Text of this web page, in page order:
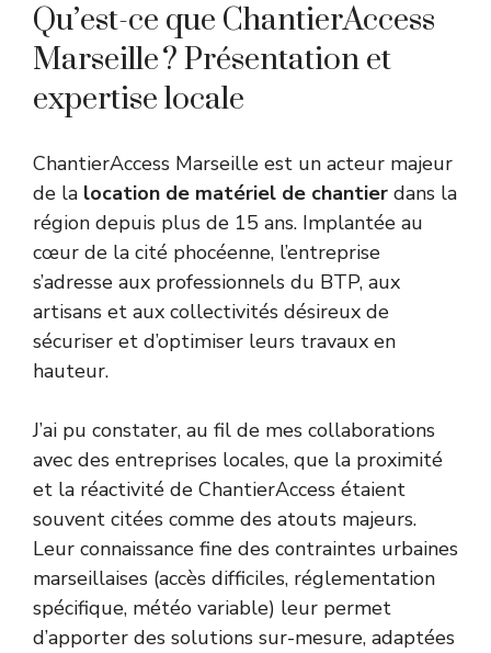
Qu’est-ce que ChantierAccess
Marseille ? Présentation et
expertise locale
ChantierAccess Marseille est un acteur majeur
de la location de matériel de chantier dans la
région depuis plus de 15 ans. Implantée au
cœur de la cité phocéenne, l’entreprise
s’adresse aux professionnels du BTP, aux
artisans et aux collectivités désireux de
sécuriser et d’optimiser leurs travaux en
hauteur.
J’ai pu constater, au fil de mes collaborations
avec des entreprises locales, que la proximité
et la réactivité de ChantierAccess étaient
souvent citées comme des atouts majeurs.
Leur connaissance fine des contraintes urbaines
marseillaises (accès difficiles, réglementation
spécifique, météo variable) leur permet
d’apporter des solutions sur-mesure, adaptées